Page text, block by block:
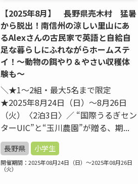
【2025年8月】 長野県売木村 猛暑
から脱出！南信州の涼しい里山にあ
るAlexさんの古民家で英語と自給自
足な暮らしにふれながらホームステ
イ！〜動物の餌やり＆やさい収穫体
験も〜
＼★1〜2組・最大5名まで限定
★2025年8月24日（日）〜8月26日
（火）〈2泊3日〉／ “国際うるぎセン
ターUIC”と“玉川農園”が贈る、期...
長野県 小学生
開催期間：2025年08月24日（日）～2025年08月26日
（火）